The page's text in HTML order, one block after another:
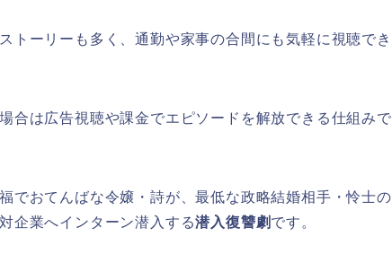
トーリーも多く、通勤や家事の合間にも気軽に視聴でき
合は広告視聴や課金でエピソードを解放できる仕組みで
でおてんばな令嬢・詩が、最低な政略結婚相手・怜士の
企業へインターン潜入する潜入復讐劇 です。